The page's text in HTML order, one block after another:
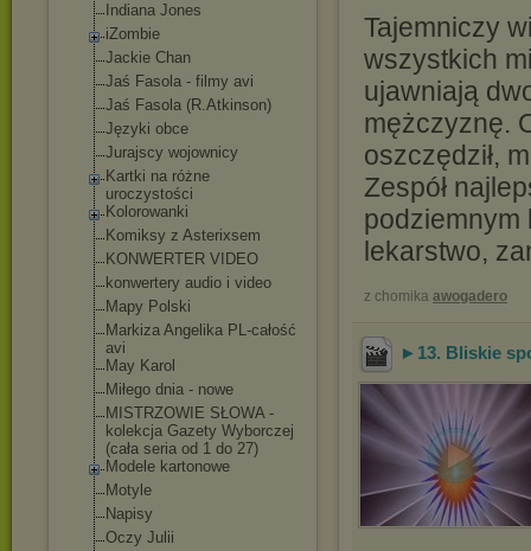
Indiana Jones
iZombie
Jackie Chan
Jaś Fasola - filmy avi
Jaś Fasola (R.Atkinson)
Języki obce
Jurajscy wojownicy
Kartki na różne
uroczystości
Kolorowanki
Komiksy z Asterixsem
KONWERTER VIDEO
konwertery audio i video
Mapy Polski
Markiza Angelika PL-całość
avi
May Karol
Miłego dnia - nowe
MISTRZOWIE SŁOWA -
kolekcja Gazety Wyborczej
(cała seria od 1 do 27)
Modele kartonowe
Motyle
Napisy
Oczy Julii
Tajemniczy
wszystkich
ujawniają
mężczyznę.
oszczędził,
Zespół
podziemnym
lekarstwo,
z chomika awogadero
►13. Bliskie